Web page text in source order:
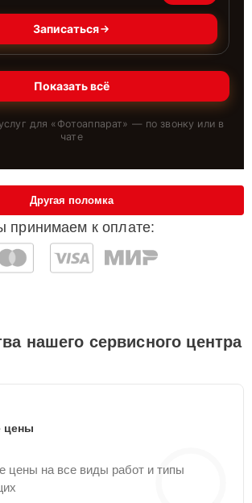
Записаться
Показать всё
для « Фотоаппарат» — по звонку или в
чате
принимаем к оплате:
Другая поломка
нашего сервисного центра
цены
цены на все виды работ и типы